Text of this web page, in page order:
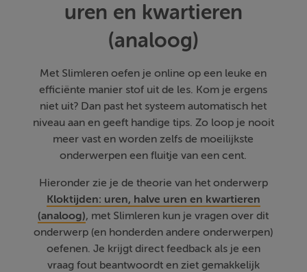
uren en kwartieren
(analoog)
Met Slimleren oefen je online op een leuke en
efficiënte manier stof uit de les. Kom je ergens
niet uit? Dan past het systeem automatisch het
niveau aan en geeft handige tips. Zo loop je nooit
meer vast en worden zelfs de moeilijkste
onderwerpen een fluitje van een cent.
Hieronder zie je de theorie van het onderwerp
Kloktijden: uren, halve uren en kwartieren
(analoog), met Slimleren kun je vragen over dit
onderwerp (en honderden andere onderwerpen)
oefenen. Je krijgt direct feedback als je een
vraag fout beantwoordt en ziet gemakkelijk